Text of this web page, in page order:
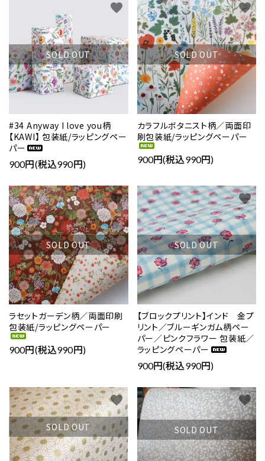
SOLD OUT
#34 Anyway I love you柄
【KAWI】 包装紙/ラッピングペー
パー
900円(税込990円)
favorite
SOLD OUT
カラフルボタニスト柄／両面印
刷包装紙/ラッピングペーパー
900円(税込990円)
favorite
SOLD OUT
ラセットガーデン柄／両面印刷
包装紙/ラッピングペーパー
900円(税込990円)
favorite
SOLD OUT
【ブロックプリント】インド 金プ
リント／ブルーギンガム柄ペー
パー／ピンクフラワー 包装紙／
ラッピングペーパー
900円(税込990円)
favorite
SOLD OUT
favorite
SOLD OUT
favorite